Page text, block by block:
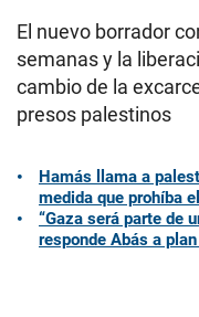
El nuevo borrador
semanas y la
cambio de la
presos palestinos
Hamás llama a
medida que prohíba
“Gaza será parte de
responde Abás a